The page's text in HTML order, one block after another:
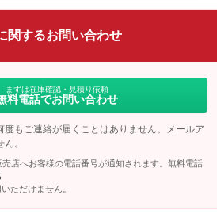
：装備あり
ルーフレール
：装備なし
：装備なし
関するお問い合わせ
まずは在庫確認・見積り依頼
料電話でお問い合わせ
度もご連絡が届くことはありません。メールア
。
店へお客様の電話番号が通知されます。無料電話
ただけません。